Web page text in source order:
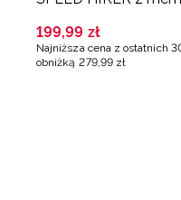
199,99 zł
Najniższa cena z ostatnich
obniżką 279,99 zł